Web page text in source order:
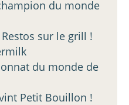
du monde
sur le grill !
du monde de
Petit Bouillon !